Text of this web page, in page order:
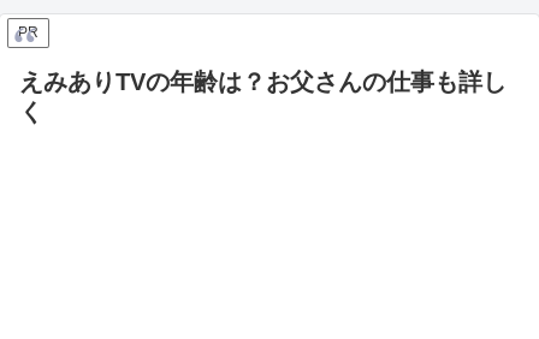
PR
えみありTVの年齢は？お父さんの仕事も詳し
く